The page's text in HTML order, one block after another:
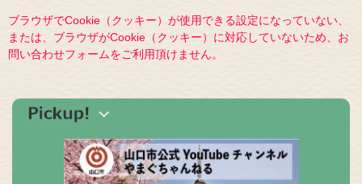
ブラウザでCookie（クッキー）が使用できる設定になっていない、
または、ブラウザがCookie（クッキー）に対応していないため、お
問い合わせフォームをご利用頂けません。